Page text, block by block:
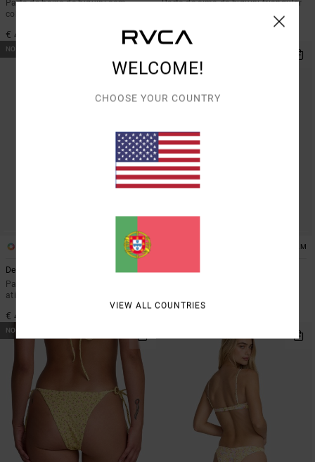
Parte de baixo de biquíni com
cobertura média Bege Mulher
€ 45,00
Parte de cima de biquíni triangular
€ 45,00
NOVO PRODUTO
Deep Vibe
Parte de baixo de biquíni com
atilhos Castanho Mulher
€ 45,00
ARTIST NETWORK PROGRAM
Antonia Figueiredo Dive In
NOVO PRODUTO
WELCOME!
CHOOSE YOUR COUNTRY
VIEW ALL COUNTRIES